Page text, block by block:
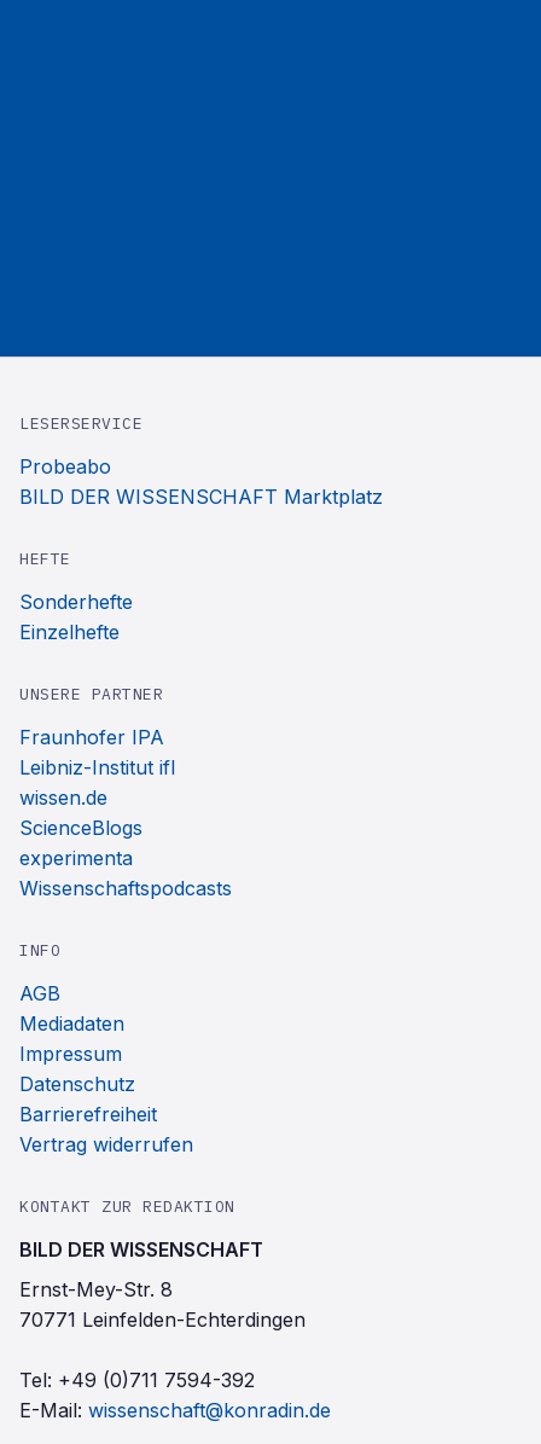
LESERSERVICE
Probeabo
BILD DER WISSENSCHAFT Marktplatz
HEFTE
Sonderhefte
Einzelhefte
UNSERE PARTNER
Fraunhofer IPA
Leibniz-Institut ifl
wissen.de
ScienceBlogs
experimenta
Wissenschaftspodcasts
INFO
AGB
Mediadaten
Impressum
Datenschutz
Barrierefreiheit
Vertrag widerrufen
KONTAKT ZUR REDAKTION
BILD DER WISSENSCHAFT
Ernst-Mey-Str. 8
70771 Leinfelden-Echterdingen
Tel: +49 (0)711 7594-392
E-Mail: wissenschaft@konradin.de